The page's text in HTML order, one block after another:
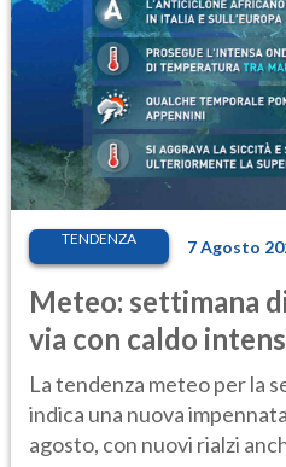
TENDENZA 7 Agosto
Meteo: settimana
via con caldo
temporale
La tendenza meteo per la
indica una nuova
agosto, con nuovi rialzi